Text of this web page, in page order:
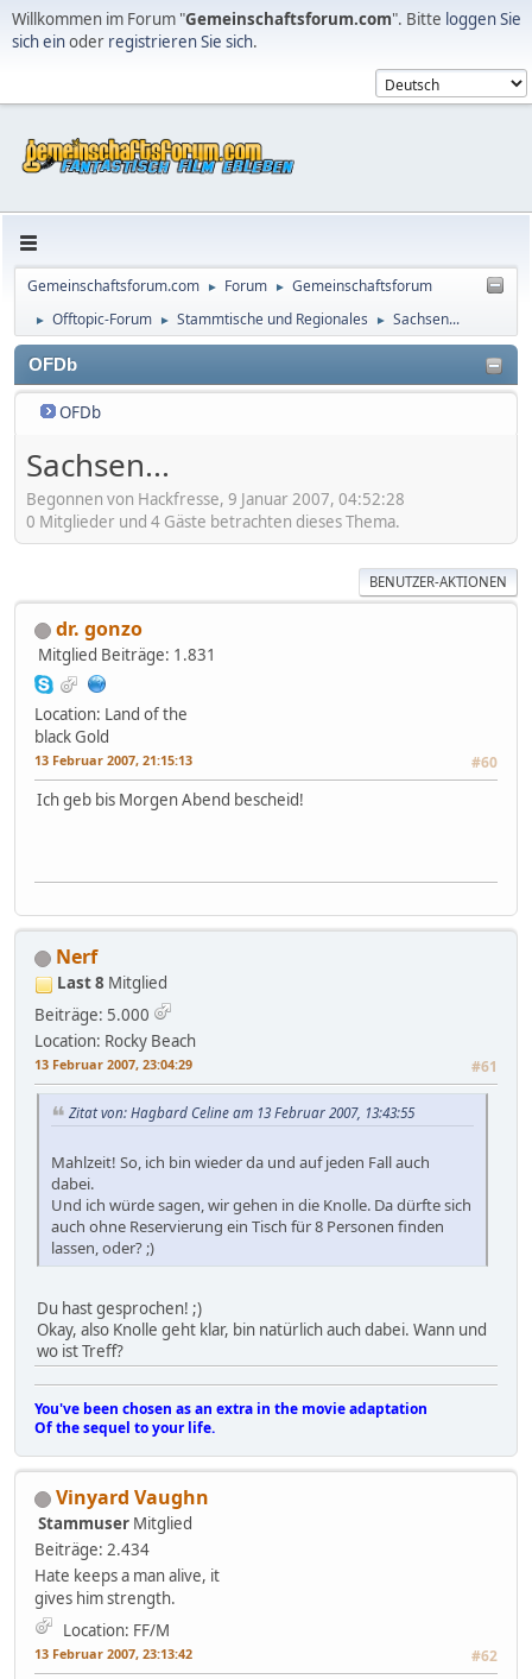
Willkommen im Forum "Gemeinschaftsforum.com". Bitte loggen Sie
sich einoder registrieren Sie sich.
Gemeinschaftsforum.com ► Forum ► Gemeinschaftsforum
► Offtopic-Forum ► Stammtische und Regionales ► Sachsen...
OFDb
OFDb
Sachsen...
Begonnen von Hackfresse, 9 Januar 2007, 04:52:28
0 Mitglieder und 4 Gäste betrachten dieses Thema.
BENUTZER-AKTIONEN
dr. gonzo
Mitglied Beiträge: 1.831
Location: Land of the
black Gold
13 Februar 2007, 21:15:13 #60
Ich geb bis Morgen Abend bescheid!
Nerf
Last 8 Mitglied
Beiträge: 5.000
Location: Rocky Beach
13 Februar 2007, 23:04:29 #61
Zitat von: Hagbard Celine am 13 Februar 2007, 13:43:55
Mahlzeit! So, ich bin wieder da und auf jeden Fall auch
dabei.
Und ich würde sagen, wir gehen in die Knolle. Da dürfte sich
auch ohne Reservierung ein Tisch für 8 Personen finden
lassen, oder? ;)
Du hast gesprochen! ;)
Okay, also Knolle geht klar, bin natürlich auch dabei. Wann und
wo ist Treff?
You've been chosen as an extra in the movie adaptation
Of the sequel to your life.
Vinyard Vaughn
Stammuser Mitglied
Beiträge: 2.434
Hate keeps a man alive, it
gives him strength.
Location: FF/M
13 Februar 2007, 23:13:42 #62